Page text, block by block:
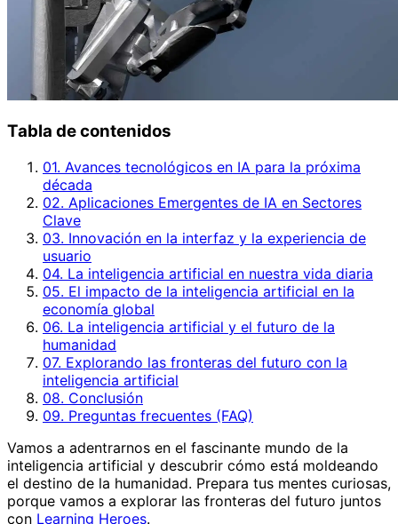
Tabla de contenidos
01. Avances tecnológicos en IA para la próxima
década
02. Aplicaciones Emergentes de IA en Sectores
Clave
03. Innovación en la interfaz y la experiencia de
usuario
04. La inteligencia artificial en nuestra vida diaria
05. El impacto de la inteligencia artificial en la
economía global
06. La inteligencia artificial y el futuro de la
humanidad
07. Explorando las fronteras del futuro con la
inteligencia artificial
08. Conclusión
09. Preguntas frecuentes (FAQ)
Vamos a adentrarnos en el fascinante mundo de la
inteligencia artificial y descubrir cómo está moldeando
el destino de la humanidad. Prepara tus mentes curiosas,
porque vamos a explorar las fronteras del futuro juntos
con Learning Heroes.